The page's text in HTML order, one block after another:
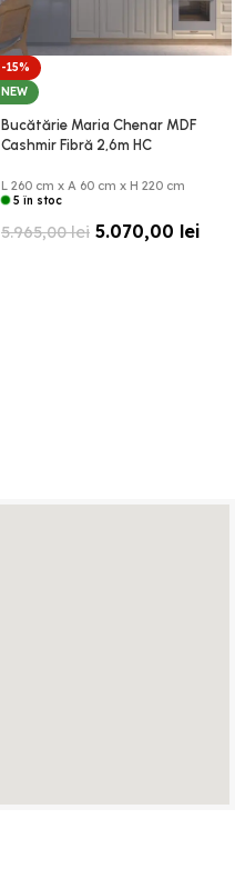
-15%
NEW
Bucătărie Maria Chenar MDF
Cashmir Fibră 2,6m HC
L 260 cm x A 60 cm x H 220 cm
5 în stoc
5.965,00lei 5.070,00 lei